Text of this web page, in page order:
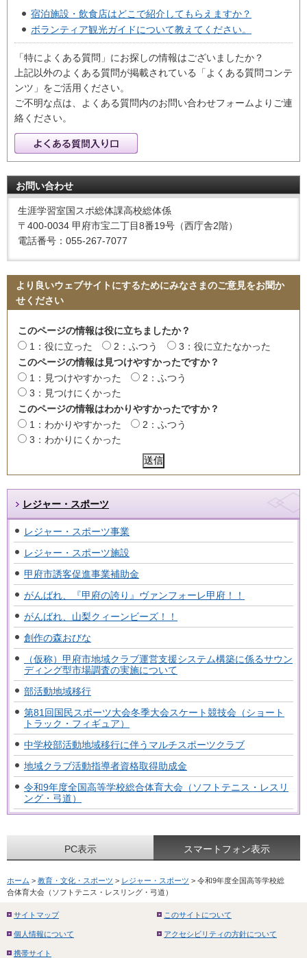
宿泊施設・飲食店はどこで紹介してもらえますか？
ボランティア観光ガイドについて教えてください。
「特によくある質問」にお探しの情報はございましたか？
上記以外のよくある質問が掲載されている「よくある質問コンテ
ンツ」をご活用ください。
ご不明な点は、よくある質問内のお問い合わせフォームよりご連
絡ください。
お問い合わせ
生涯学習室国スポ総体課高校総体係
〒400-0034 甲府市宝二丁目8番19号（西庁舎2階）
電話番号：055-267-7077
より良いウェブサイトにするためにみなさまのご意見をお聞か
せください
このページの情報は役に立ちましたか？
1：役に立った
2：ふつう
3：役に立たなかった
このページの情報は見つけやすかったですか？
1：見つけやすかった
2：ふつう
3：見つけにくかった
このページの情報はわかりやすかったですか？
1：わかりやすかった
2：ふつう
3：わかりにくかった
レジャー・スポーツ
レジャー・スポーツ事業
レジャー・スポーツ施設
甲府市誘客促進事業補助金
がんばれ、『甲府の誇り』ヴァンフォーレ甲府！！
がんばれ、山梨クィーンビーズ！！
創作の森おびな
（仮称）甲府市地域クラブ運営支援システム構築に係るサウン
ディング型市場調査の実施について
部活動地域移行
第81回国民スポーツ大会冬季大会スケート競技会（ショート
トラック・フィギュア）
中学校部活動地域移行に伴うマルチスポーツクラブ
地域クラブ活動指導者資格取得助成金
令和9年度全国高等学校総合体育大会（ソフトテニス・レスリ
ング・弓道）
PC表示 スマートフォン表示
ホーム > 教育・文化・スポーツ > レジャー・スポーツ > 令和9年度全国高等学校総
合体育大会（ソフトテニス・レスリング・弓道）
サイトマップ このサイトについて
個人情報について アクセシビリティの方針について
携帯サイト